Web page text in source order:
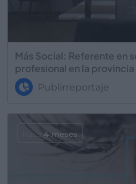
Más Social: Referente en
profesional en la provincia
Publirreportaje
hace 4 meses